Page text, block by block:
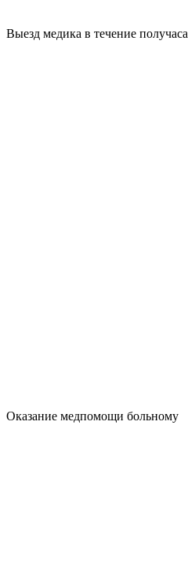
Выезд медика в течение получаса
Оказание медпомощи больному